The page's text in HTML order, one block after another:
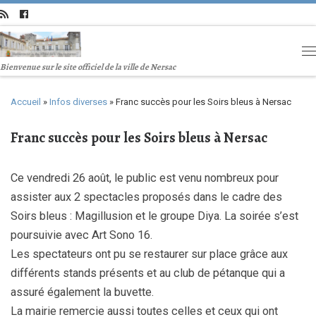
Bienvenue sur le site officiel de la ville de Nersac
Accueil » Infos diverses » Franc succès pour les Soirs bleus à Nersac
Franc succès pour les Soirs bleus à Nersac
Ce vendredi 26 août, le public est venu nombreux pour
assister aux 2 spectacles proposés dans le cadre des
Soirs bleus : Magillusion et le groupe Diya. La soirée s’est
poursuivie avec Art Sono 16.
Les spectateurs ont pu se restaurer sur place grâce aux
différents stands présents et au club de pétanque qui a
assuré également la buvette.
La mairie remercie aussi toutes celles et ceux qui ont